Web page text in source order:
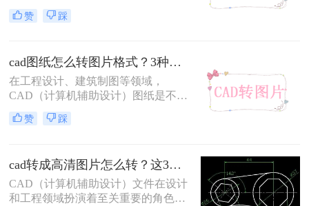
者轻松实现这一需求。
或缺的。然而，有时我们需要将CAD
文件转换为图片格式，以便于分享、
本文将详细介绍几种将CAD文件转换
为图片的方法。
赞 踩
cad图纸怎么转图片格式？3种简单实用的方法分享！
在工程设计、建筑制图等领域，
CAD（计算机辅助设计）图纸是不可
或缺的工具。然而，在某些情况下，
我们需要将这些精确的矢量图形转换
转图片格式呢？本文将详细介绍三种
将CAD图纸转换成图片格式的方法。
赞 踩
cad转成高清图片怎么转？这3个方法值得一试！
CAD（计算机辅助设计）文件在设计
和工程领域扮演着至关重要的角色，